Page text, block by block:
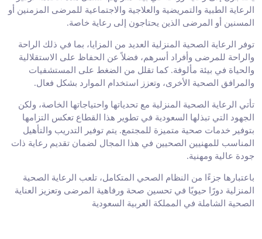
الرعاية الطبية والتمريضية والعلاجية والاجتماعية للمرضى المزمنين أو
المسنين أو المرضى الذين يحتاجون إلى رعاية خاصة.
توفر الرعاية الصحية المنزلية العديد من المزايا، بما في ذلك الراحة
والراحة للمرضى وأفراد أسرهم، فضلاً عن الحفاظ على الاستقلالية
والحياة في بيئة مألوفة. كما تقلل من الضغط على المستشفيات
والمرافق الصحية الأخرى، وتعزز استخدام الموارد بشكل فعال.
تأتي الرعاية الصحية المنزلية مع تحدياتها واحتياجاتها الخاصة، ولكن
الجهود التي تبذلها السعودية في تطوير هذا القطاع تعكس التزامها
بتوفير خدمات صحية متميزة للمجتمع. يتم توفير التدريب والتأهيل
المناسب للمهنيين الصحيين في هذا المجال لضمان تقديم رعاية ذات
جودة عالية ومهنية.
باعتبارها جزءًا من النظام الصحي المتكامل، تلعب الرعاية الصحية
المنزلية دورًا حيويًا في تحسين صحة ورفاهية المرضى وتعزيز العناية
الصحية الشاملة في المملكة العربية السعودية